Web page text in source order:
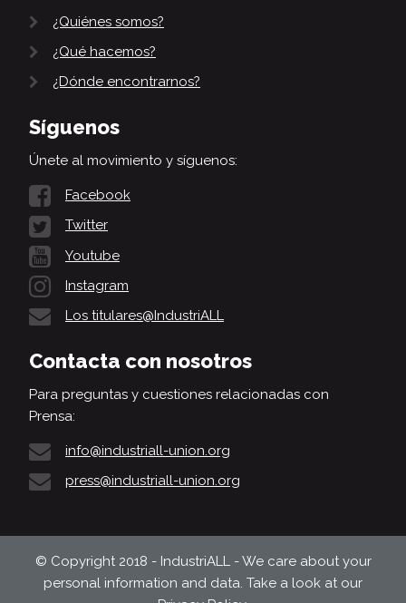
¿Quiénes somos?
¿Qué hacemos?
¿Dónde encontrarnos?
Síguenos
Únete al movimiento y síguenos:
Facebook
Twitter
Youtube
Instagram
Los titulares@IndustriALL
Contacta con nosotros
Para preguntas y cuestiones relacionadas con
Prensa:
info@industriall-union.org
press@industriall-union.org
© Copyright 2018 - IndustriALL - We care about your
personal information and data. Take a look at our